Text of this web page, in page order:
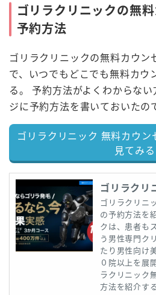
ゴリラクリニックの無
予約方法
ゴリラクリニックの無料カウン
で、いつでもどこでも無料カウ
る。 予約方法がよくわからな
ジに予約方法を書いておいたの
ゴリラクリニック 無料カウン
見てみる
ゴリラクリニ
の予約方法を
クは、患者も
う男性専門ク
たり男性向け
０院以上を展
ラクリニック
方法を紹介する